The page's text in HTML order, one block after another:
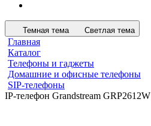
Темная тема Светлая тема
Главная
Каталог
Телефоны и гаджеты
Домашние и офисные телефоны
SIP-телефоны
IP-телефон Grandstream GRP2612W